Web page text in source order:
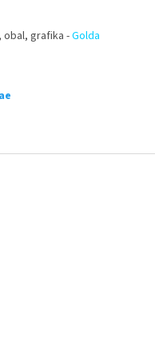
obal, grafika -Golda